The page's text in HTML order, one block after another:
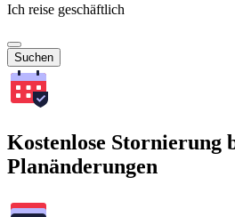
Ich reise geschäftlich
Suchen
Kostenlose Stornierung
Planänderungen